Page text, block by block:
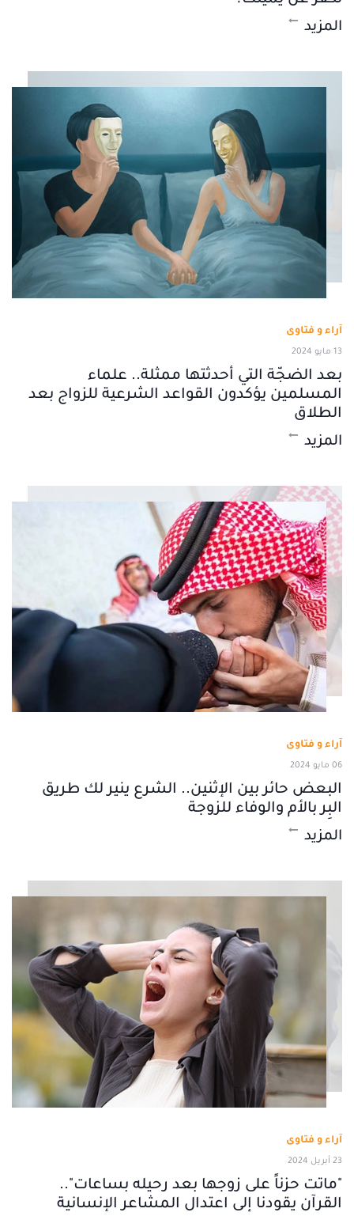
المزيد
آراء و فتاوى
13 مايو 2024
بعد الضجّة التي أحدثتها ممثلة.. علماء
المسلمين يؤكدون القواعد الشرعية للزواج بعد
الطلاق
المزيد
آراء و فتاوى
06 مايو 2024
البعض حائر بين الإثنين.. الشرع ينير لك طريق
البِر بالأم والوفاء للزوجة
المزيد
آراء و فتاوى
23 أبريل 2024
"ماتت حزناً على زوجها بعد رحيله بساعات"..
القرآن يقودنا إلى اعتدال المشاعر الإنسانية